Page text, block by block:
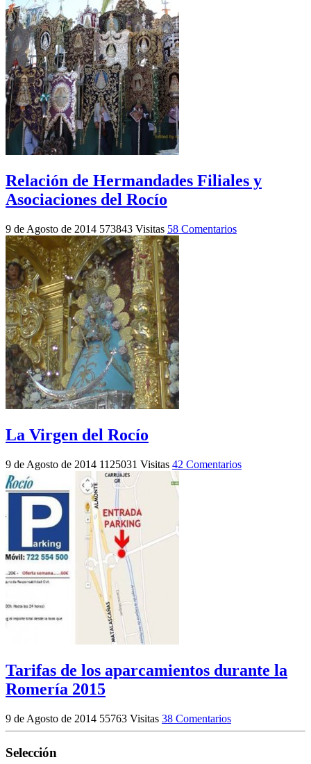
Relación de Hermandades Filiales y
Asociaciones del Rocío
9 de Agosto de 2014 573843 Visitas 58 Comentarios
La Virgen del Rocío
9 de Agosto de 2014 1125031 Visitas 42 Comentarios
Tarifas de los aparcamientos durante la
Romería 2015
9 de Agosto de 2014 55763 Visitas 38 Comentarios
Selección